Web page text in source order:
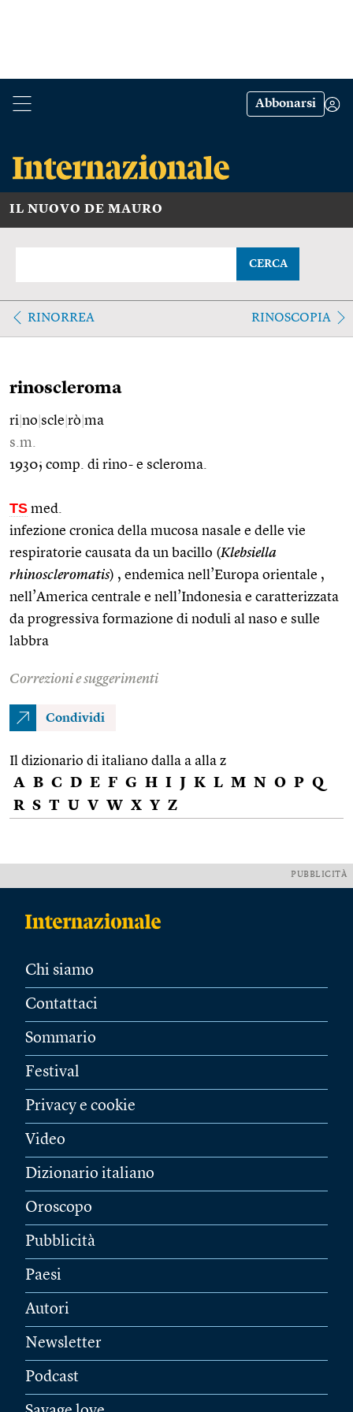
Abbonarsi
IL NUOVO DE MAURO
CERCA
RINORREA RINOSCOPIA
rinoscleroma
ri no scle rò ma
s.m.
1930; comp. di rino- e scleroma.
TS med.
infezione cronica della mucosa nasale e delle vie
respiratorie causata da un bacillo (Klebsiella
rhinoscleromatis) , endemica nell’Europa orientale ,
nell’America centrale e nell’Indonesia e caratterizzata
da progressiva formazione di noduli al naso e sulle
labbra
Correzioni e suggerimenti
Condividi
Il dizionario di italiano dalla a alla z
A B C D E F G H I J K L M N O P Q
R S T U V W X Y Z
PUBBLICITÀ
Chi siamo
Contattaci
Sommario
Festival
Privacy e cookie
Video
Dizionario italiano
Oroscopo
Pubblicità
Paesi
Autori
Newsletter
Podcast